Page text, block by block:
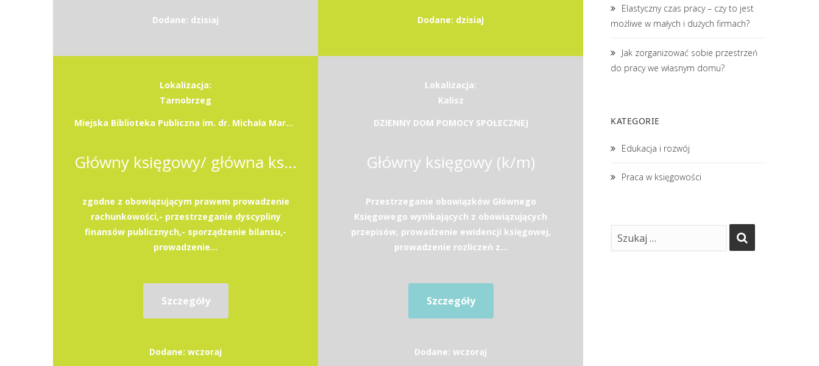
Dodane: dzisiaj Dodane: dzisiaj
Lokalizacja:
Tarnobrzeg
Miejska Biblioteka Publiczna im. dr. Michała Marczaka
Główny księgowy/ główna księgowa
zgodne z obowiązującym prawem prowadzenie
rachunkowości,- przestrzeganie dyscypliny
finansów publicznych,- sporządzenie bilansu,-
prowadzenie...
Szczegóły
Dodane: wczoraj
Lokalizacja:
Kalisz
DZIENNY DOM POMOCY SPOŁECZNEJ
Główny księgowy (k/m)
Przestrzeganie obowiązków Głównego
Księgowego wynikających z obowiązujących
przepisów, prowadzenie ewidencji księgowej,
prowadzenie rozliczeń z...
Szczegóły
Dodane: wczoraj
Elastyczny czas pracy – czy to jest
możliwe w małych i dużych firmach?
Jak zorganizować sobie przestrzeń
do pracy we własnym domu?
KATEGORIE
Edukacja i rozwój
Praca w księgowości